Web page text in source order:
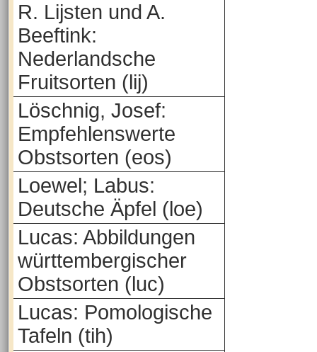
R. Lijsten und A.
Beeftink:
Nederlandsche
Fruitsorten (lij)
Löschnig, Josef:
Empfehlenswerte
Obstsorten (eos)
Loewel; Labus:
Deutsche Äpfel (loe)
Lucas: Abbildungen
württembergischer
Obstsorten (luc)
Lucas: Pomologische
Tafeln (tih)